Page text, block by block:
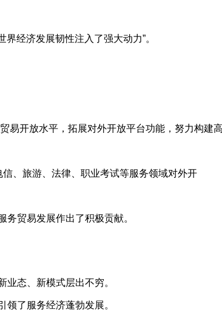
经济发展韧性注入了强大动力”。
开放水平，拓展对外开放平台功能，努力构建
、旅游、法律、职业考试等服务领域对外开
贸易发展作出了积极贡献。
态、新模式层出不穷。
了服务经济蓬勃发展。